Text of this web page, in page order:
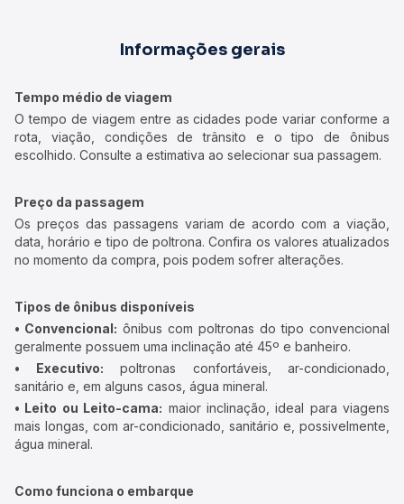
Informações gerais
Tempo médio de viagem
O tempo de viagem entre as cidades pode variar conforme a
rota, viação, condições de trânsito e o tipo de ônibus
escolhido. Consulte a estimativa ao selecionar sua passagem.
Preço da passagem
Os preços das passagens variam de acordo com a viação,
data, horário e tipo de poltrona. Confira os valores atualizados
no momento da compra, pois podem sofrer alterações.
Tipos de ônibus disponíveis
• Convencional: ônibus com poltronas do tipo convencional
geralmente possuem uma inclinação até 45º e banheiro.
• Executivo: poltronas confortáveis, ar-condicionado,
sanitário e, em alguns casos, água mineral.
• Leito ou Leito-cama: maior inclinação, ideal para viagens
mais longas, com ar-condicionado, sanitário e, possivelmente,
água mineral.
Como funciona o embarque